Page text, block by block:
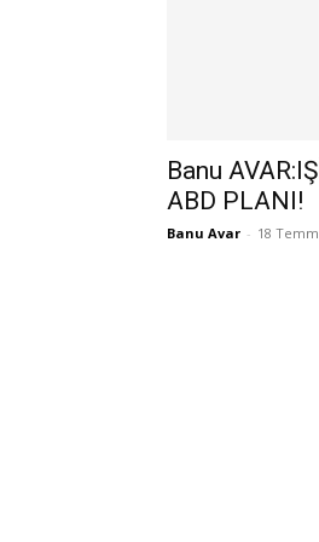
Banu
ABD PLANI!
Banu Avar - 18